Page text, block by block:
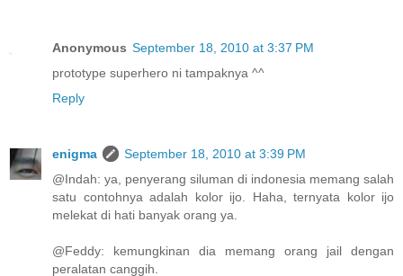
Anonymous September 18, 2010 at 3:37 PM
prototype superhero ni tampaknya ^^
Reply
enigma
September 18, 2010 at 3:39 PM
@Indah: ya, penyerang siluman di indonesia memang salah
satu contohnya adalah kolor ijo. Haha, ternyata kolor ijo
melekat di hati banyak orang ya.
@Feddy: kemungkinan dia memang orang jail dengan
peralatan canggih.